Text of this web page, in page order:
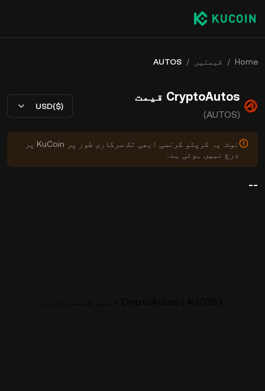
Home
/ قیمتیں /
AUTOS
CryptoAutos قیمت
(AUTOS)
USD($)
نوٹ: یہ کرپٹو کرنسی ابھی تک سرکاری طور پر KuCoin پر
درج نہیں ہوئی ہے۔
--